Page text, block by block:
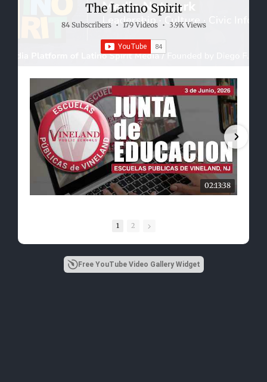
The Latino Spirit
84 Subscribers • 179 Videos • 3.9K Views
02:13:38
1 2
Free YouTube Video Gallery Widget